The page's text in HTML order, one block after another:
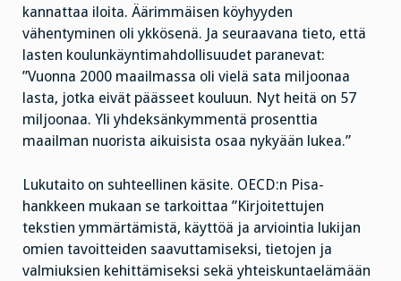
kannattaa iloita. Äärimmäisen köyhyyden
vähentyminen oli ykkösenä. Ja seuraavana tieto, että
lasten koulunkäyntimahdollisuudet paranevat:
”Vuonna 2000 maailmassa oli vielä sata miljoonaa
lasta, jotka eivät päässeet kouluun. Nyt heitä on 57
miljoonaa. Yli yhdeksänkymmentä prosenttia
maailman nuorista aikuisista osaa nykyään lukea.”
Lukutaito on suhteellinen käsite. OECD:n Pisa-
hankkeen mukaan se tarkoittaa ”Kirjoitettujen
tekstien ymmärtämistä, käyttöä ja arviointia lukijan
omien tavoitteiden saavuttamiseksi, tietojen ja
valmiuksien kehittämiseksi sekä yhteiskuntaelämään